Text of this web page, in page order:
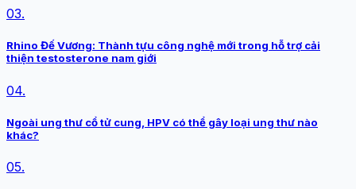
03.
Rhino Đế Vương: Thành tựu công nghệ mới trong hỗ trợ cải
thiện testosterone nam giới
04.
Ngoài ung thư cổ tử cung, HPV có thể gây loại ung thư nào
khác?
05.